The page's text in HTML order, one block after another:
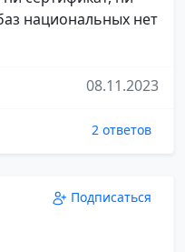
национальных нет
08.11.2023
2 ответов
Подписаться